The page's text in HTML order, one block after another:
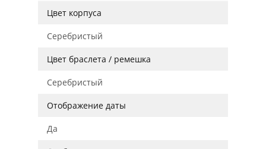
Цвет корпуса
Серебристый
Цвет браслета / ремешка
Серебристый
Отображение даты
Да